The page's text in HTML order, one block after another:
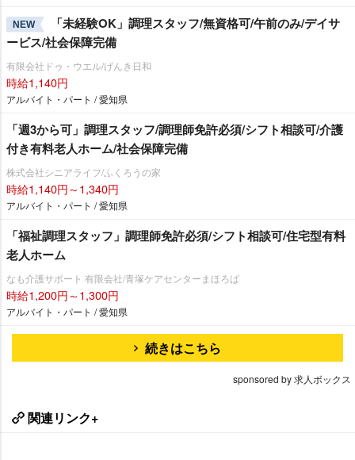
NEW
「未経験OK」調理スタッフ/無資格可/午前のみ/デイサ
ービス/社会保障完備
有限会社ドゥ・ウエル/げんき日和
時給1,140円
アルバイト・パート / 愛知県
「週3から可」調理スタッフ/調理師免許必須/シフト相談可/介護
付き有料老人ホーム/社会保障完備
株式会社シニアライフ/ふくろうの家
時給1,140円～1,340円
アルバイト・パート / 愛知県
「福祉調理スタッフ」調理師免許必須/シフト相談可/住宅型有料
老人ホーム
なも介護サポート 有限会社/青塚ケアセンターまほろば
時給1,200円～1,300円
アルバイト・パート / 愛知県
続きはこちら
sponsored by 求人ボックス
関連リンク+